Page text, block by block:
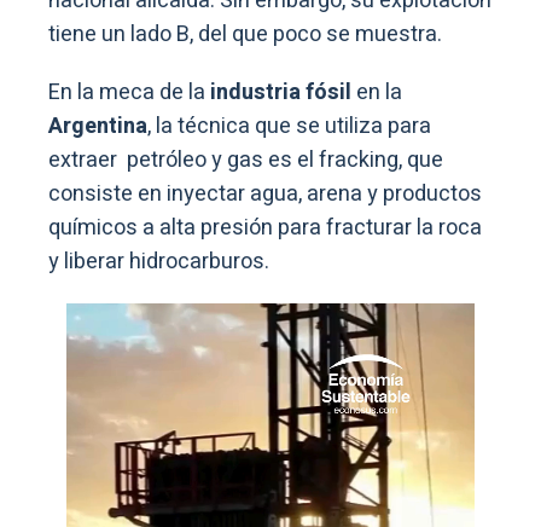
tiene un lado B, del que poco se muestra.
En la meca de la industria fósil en la
Argentina, la técnica que se utiliza para
extraer petróleo y gas es el fracking, que
consiste en inyectar agua, arena y productos
químicos a alta presión para fracturar la roca
y liberar hidrocarburos.